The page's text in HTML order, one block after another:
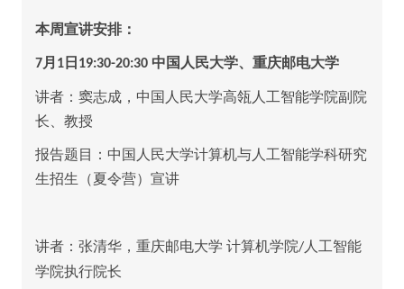
本周宣讲安排：
7月 1 日 19:30-20:30 中国人民大学、重庆邮电大学
讲者：窦志成，中国人民大学高瓴人工智能学院副院
长、教授
报告题目：中国人民大学计算机与人工智能学科研究
生招生（夏令营）宣讲
讲者：张清华，重庆邮电大学 计算机学院/ 人工智能
学院执行院长